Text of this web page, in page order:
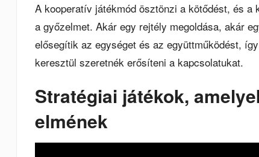
A kooperatív játékmód ösztönzi a kötődést, és
a győzelmet. Akár egy rejtély megoldása, akár
elősegítik az egységet és az együttműködést,
keresztül szeretnék erősíteni a kapcsolatukat.
Stratégiai játékok,
elmének